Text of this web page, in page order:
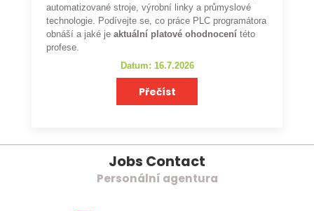
automatizované stroje, výrobní linky a průmyslové
technologie. Podívejte se, co práce PLC programátora
obnáší a jaké je aktuální platové ohodnocení této
profese.
Datum: 16.7.2026
Přečíst
Jobs Contact
Personální agentura